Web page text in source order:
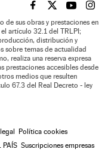
EL PAÍS BRASIL EN
EL PAÍSEL PAÍS
EL
de sus obras y prestaciones en
artículo 32.1 del TRLPI;
distribución y
sobre temas de actualidad
realiza una reserva expresa
prestaciones accesibles desde
medios que resulten
67.3 del Real Decreto - ley
Política cookies
PAÍS Suscripciones empresas